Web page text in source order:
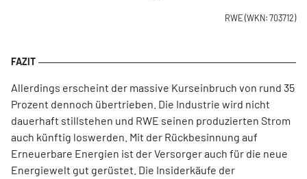
RWE (WKN: 703712)
Allerdings erscheint der massive Kurseinbruch von rund 35
Prozent dennoch übertrieben. Die Industrie wird nicht
dauerhaft stillstehen und RWE seinen produzierten Strom
auch künftig loswerden. Mit der Rückbesinnung auf
Erneuerbare Energien ist der Versorger auch für die neue
Energiewelt gut gerüstet. Die Insiderkäufe der